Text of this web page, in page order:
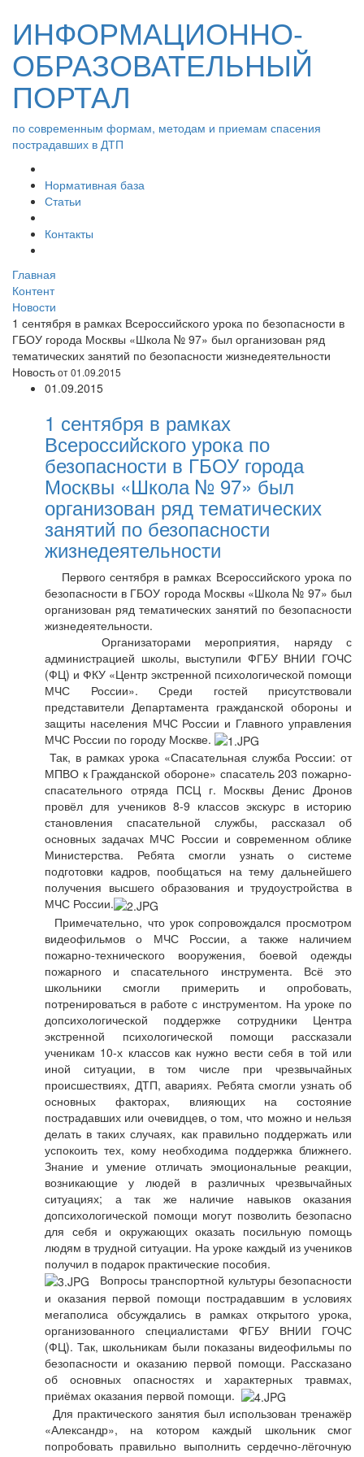
ИНФОРМАЦИОННО-
ОБРАЗОВАТЕЛЬНЫЙ
ПОРТАЛ
по современным формам, методам и приемам спасения
пострадавших в ДТП
Нормативная база
Статьи
Контакты
Главная
Контент
Новости
1 сентября в рамках Всероссийского урока по безопасности в
ГБОУ города Москвы «Школа № 97» был организован ряд
тематических занятий по безопасности жизнедеятельности
Новостьот 01.09.2015
01.09.2015
1 сентября в рамках
Всероссийского урока по
безопасности в ГБОУ города
Москвы «Школа № 97» был
организован ряд тематических
занятий по безопасности
жизнедеятельности
Первого сентября в рамках Всероссийского урока по
безопасности в ГБОУ города Москвы «Школа № 97» был
организован ряд тематических занятий по безопасности
жизнедеятельности.
Организаторами мероприятия, наряду с
администрацией школы, выступили ФГБУ ВНИИ ГОЧС
(ФЦ) и ФКУ «Центр экстренной психологической помощи
МЧС России». Среди гостей присутствовали
представители Департамента гражданской обороны и
защиты населения МЧС России и Главного управления
МЧС России по городу Москве.
Так, в рамках урока «Спасательная служба России: от
МПВО к Гражданской обороне» спасатель 203 пожарно-
спасательного отряда ПСЦ г. Москвы Денис Дронов
провёл для учеников 8-9 классов экскурс в историю
становления спасательной службы, рассказал об
основных задачах МЧС России и современном облике
Министерства. Ребята смогли узнать о системе
подготовки кадров, пообщаться на тему дальнейшего
получения высшего образования и трудоустройства в
МЧС России.
Примечательно, что урок сопровождался просмотром
видеофильмов о МЧС России, а также наличием
пожарно-технического вооружения, боевой одежды
пожарного и спасательного инструмента. Всё это
школьники смогли примерить и опробовать,
потренироваться в работе с инструментом. На уроке по
допсихологической поддержке сотрудники Центра
экстренной психологической помощи рассказали
ученикам 10-х классов как нужно вести себя в той или
иной ситуации, в том числе при чрезвычайных
происшествиях, ДТП, авариях. Ребята смогли узнать об
основных факторах, влияющих на состояние
пострадавших или очевидцев, о том, что можно и нельзя
делать в таких случаях, как правильно поддержать или
успокоить тех, кому необходима поддержка ближнего.
Знание и умение отличать эмоциональные реакции,
возникающие у людей в различных чрезвычайных
ситуациях; а так же наличие навыков оказания
допсихологической помощи могут позволить безопасно
для себя и окружающих оказать посильную помощь
людям в трудной ситуации. На уроке каждый из учеников
получил в подарок практические пособия.
Вопросы транспортной культуры безопасности
и оказания первой помощи пострадавшим в условиях
мегаполиса обсуждались в рамках открытого урока,
организованного специалистами ФГБУ ВНИИ ГОЧС
(ФЦ). Так, школьникам были показаны видеофильмы по
безопасности и оказанию первой помощи. Рассказано
об основных опасностях и характерных травмах,
приёмах оказания первой помощи.
Для практического занятия был использован тренажёр
«Александр», на котором каждый школьник смог
попробовать правильно выполнить сердечно-лёгочную